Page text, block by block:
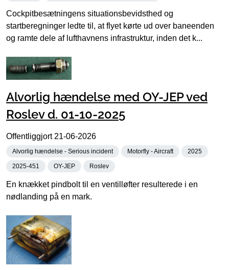
Cockpitbesætningens situationsbevidsthed og
startberegninger ledte til, at flyet kørte ud over baneenden
og ramte dele af lufthavnens infrastruktur, inden det k...
Alvorlig hændelse med OY-JEP ved
Roslev d. 01-10-2025
Offentliggjort 21-06-2026
Alvorlig hændelse - Serious incident Motorfly - Aircraft 2025
2025-451 OY-JEP Roslev
En knækket pindbolt til en ventilløfter resulterede i en
nødlanding på en mark.